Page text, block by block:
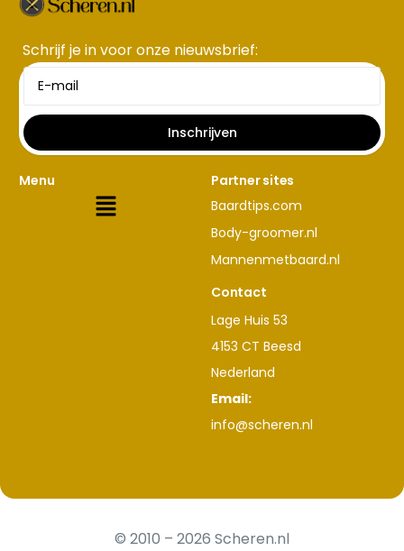
Schrijf je in voor onze nieuwsbrief​:
Inschrijven
Menu
Partner sites
Baardtips.com
Body-groomer.nl
Mannenmetbaard.nl
Contact
Lage Huis 53
4153 CT Beesd
Nederland
Email:
info@scheren.nl
© 2010 – 2026 Scheren.nl